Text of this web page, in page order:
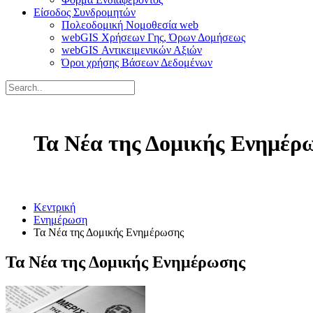
Είσοδος Συνδρομητών
Πολεοδομική Νομοθεσία web
webGIS Χρήσεων Γης, Όρων Δομήσεως
webGIS Αντικειμενικών Αξιών
Όροι χρήσης Βάσεων Δεδομένων
Τα Νέα της Δομικής
Κεντρική
Ενημέρωση
Τα Νέα της Δομικής Ενημέρωσης
Τα Νέα της Δομικής Ενημέρωσης